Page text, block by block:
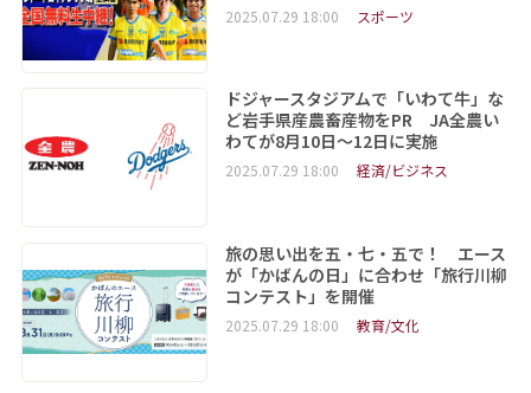
2025.07.29 18:00 スポーツ
ドジャースタジアムで「いわて牛」な
ど岩手県産農畜産物をPR JA全農い
わてが8月10日～12日に実施
2025.07.29 18:00 経済/ビジネス
旅の思い出を五・七・五で！ エース
が「かばんの日」に合わせ「旅行川柳
コンテスト」を開催
2025.07.29 18:00 教育/文化